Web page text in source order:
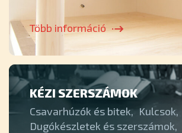
Több információ
KÉZI SZERSZÁMOK
Csavarhúzók és bitek
Kulcsok
Dugókészletek és szerszámok